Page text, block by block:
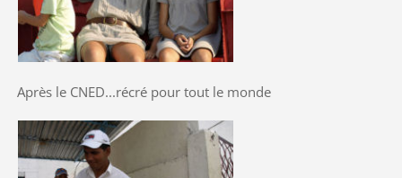
Après le CNED...récré pour tout le monde